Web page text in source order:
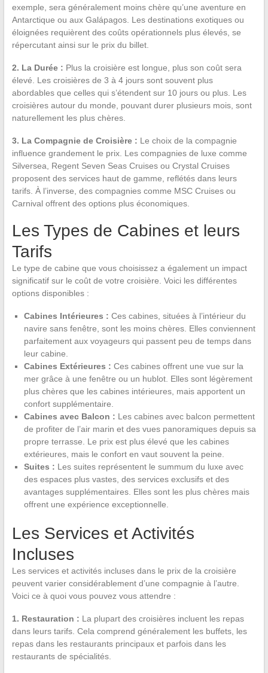
exemple, sera généralement moins chère qu’une aventure en
Antarctique ou aux Galápagos. Les destinations exotiques ou
éloignées requièrent des coûts opérationnels plus élevés, se
répercutant ainsi sur le prix du billet.
2. La Durée : Plus la croisière est longue, plus son coût sera
élevé. Les croisières de 3 à 4 jours sont souvent plus
abordables que celles qui s’étendent sur 10 jours ou plus. Les
croisières autour du monde, pouvant durer plusieurs mois, sont
naturellement les plus chères.
3. La Compagnie de Croisière : Le choix de la compagnie
influence grandement le prix. Les compagnies de luxe comme
Silversea, Regent Seven Seas Cruises ou Crystal Cruises
proposent des services haut de gamme, reflétés dans leurs
tarifs. À l’inverse, des compagnies comme MSC Cruises ou
Carnival offrent des options plus économiques.
Les Types de Cabines et leurs
Tarifs
Le type de cabine que vous choisissez a également un impact
significatif sur le coût de votre croisière. Voici les différentes
options disponibles :
Cabines Intérieures : Ces cabines, situées à l’intérieur du
navire sans fenêtre, sont les moins chères. Elles conviennent
parfaitement aux voyageurs qui passent peu de temps dans
leur cabine.
Cabines Extérieures : Ces cabines offrent une vue sur la
mer grâce à une fenêtre ou un hublot. Elles sont légèrement
plus chères que les cabines intérieures, mais apportent un
confort supplémentaire.
Cabines avec Balcon : Les cabines avec balcon permettent
de profiter de l’air marin et des vues panoramiques depuis sa
propre terrasse. Le prix est plus élevé que les cabines
extérieures, mais le confort en vaut souvent la peine.
Suites : Les suites représentent le summum du luxe avec
des espaces plus vastes, des services exclusifs et des
avantages supplémentaires. Elles sont les plus chères mais
offrent une expérience exceptionnelle.
Les Services et Activités
Incluses
Les services et activités incluses dans le prix de la croisière
peuvent varier considérablement d’une compagnie à l’autre.
Voici ce à quoi vous pouvez vous attendre :
1. Restauration : La plupart des croisières incluent les repas
dans leurs tarifs. Cela comprend généralement les buffets, les
repas dans les restaurants principaux et parfois dans les
restaurants de spécialités.